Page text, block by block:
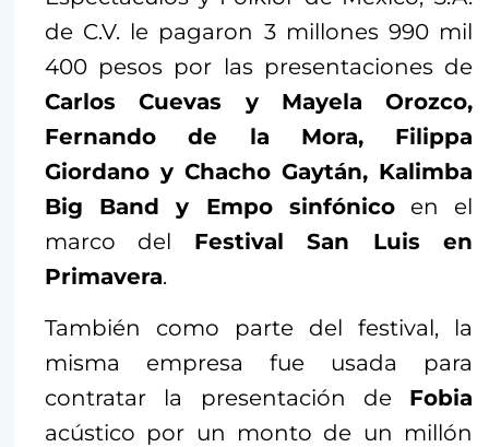
de C.V. le pagaron 3 millones 990 mil
400 pesos por las presentaciones de
Carlos Cuevas y Mayela Orozco,
Fernando de la Mora, Filippa
Giordano y Chacho Gaytán, Kalimba
Big Band y Empo sinfónicoen el
marco del Festival San Luis en
Primavera.
También como parte del festival, la
misma empresa fue usada para
contratar la presentación de Fobia
acústico por un monto de un millón